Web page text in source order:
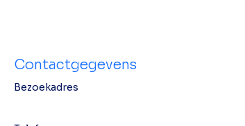
Contactgegevens
Bezoekadres